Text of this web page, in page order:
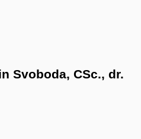
Svoboda, CSc., dr.